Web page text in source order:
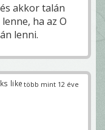
akkor talán
ha az O
lenni.
több mint 12 éve
like